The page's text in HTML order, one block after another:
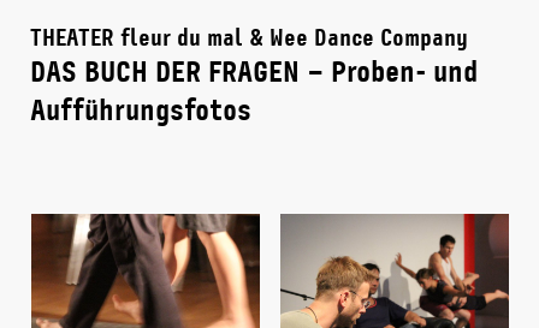
THEATER fleur du mal & Wee Dance Company
DAS BUCH DER FRAGEN – Proben- und
Aufführungsfotos